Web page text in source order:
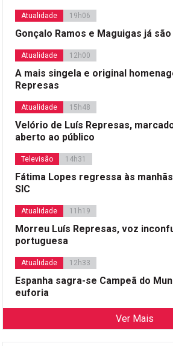
Atualidade 19h06
Gonçalo Ramos e Maguigas já
Atualidade 12h00
A mais singela e original
Represas
Atualidade 15h48
Velório de Luís Represas,
aberto ao público
Televisão 14h31
Fátima Lopes regressa às
SIC
Atualidade 11h19
Morreu Luís Represas, voz
portuguesa
Atualidade 12h33
Espanha sagra-se Campeã do
euforia
Ver Mais